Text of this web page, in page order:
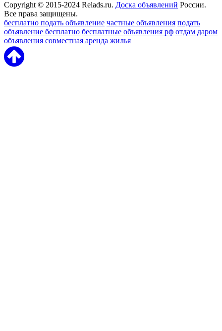
Copyright © 2015-2024 Relads.ru. Доска объявлений России.
Все права защищены.
бесплатно подать объявление частные объявления подать
объявление бесплатно бесплатные объявления рф отдам даром
объявления совместная аренда жилья